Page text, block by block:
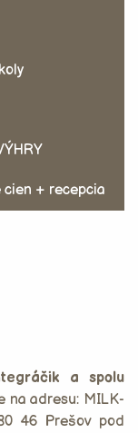
+ recepcia
a spolu
na adresu: MILK-
46 Prešov pod